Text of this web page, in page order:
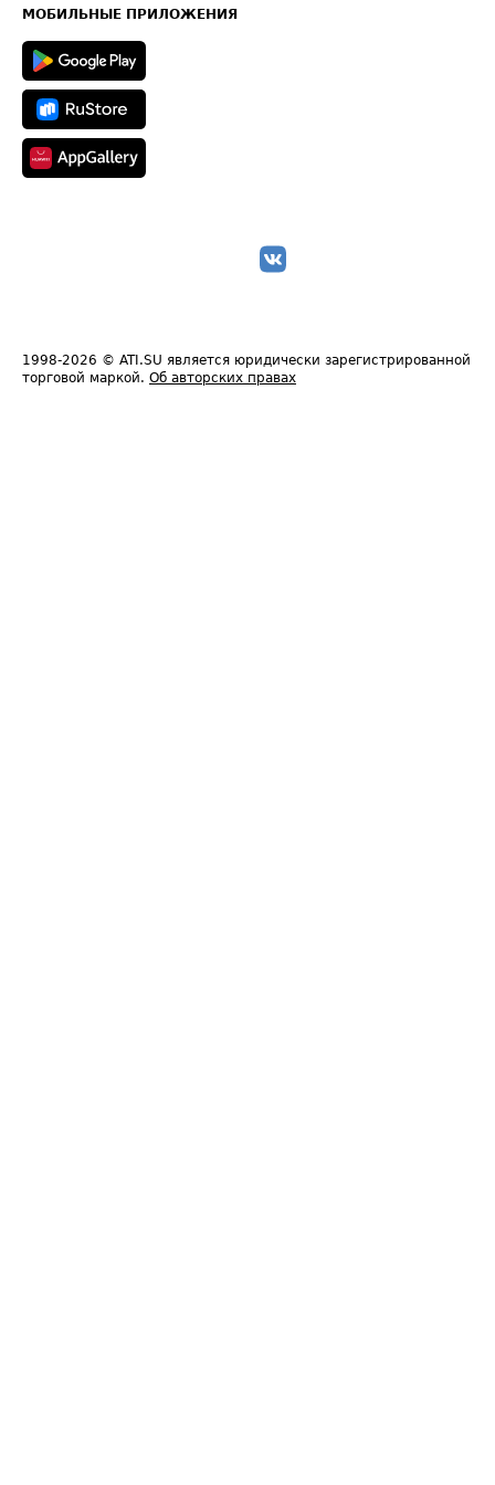
Техническая информация
МОБИЛЬНЫЕ ПРИЛОЖЕНИЯ
1998-2026 © ATI.SU является юридически зарегистрированной
торговой маркой. Об авторских правах